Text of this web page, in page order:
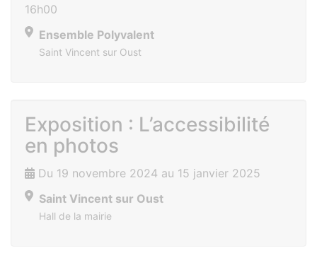
16h00
Ensemble Polyvalent
Saint Vincent sur Oust
Exposition : L’accessibilité
en photos
Du 19 novembre 2024 au 15 janvier 2025
Saint Vincent sur Oust
Hall de la mairie